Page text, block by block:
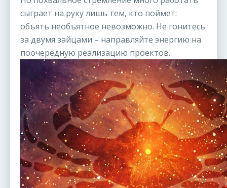
сыграет на руку лишь тем, кто поймет:
объять необъятное невозможно. Не гонитесь
за двумя зайцами – направляйте энергию на
поочередную реализацию проектов.